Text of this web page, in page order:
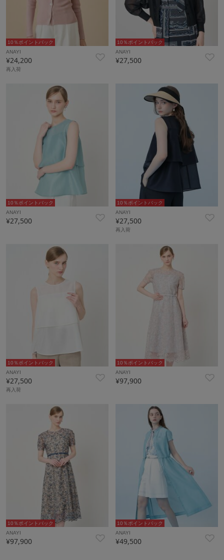
10％ポイントバック
ANAYI
¥24,200
再入荷
10％ポイントバック
ANAYI
¥27,500
10％ポイントバック
ANAYI
¥27,500
10％ポイントバック
ANAYI
¥27,500
再入荷
10％ポイントバック
ANAYI
¥27,500
再入荷
10％ポイントバック
ANAYI
¥97,900
10％ポイントバック
ANAYI
¥97,900
10％ポイントバック
ANAYI
¥49,500